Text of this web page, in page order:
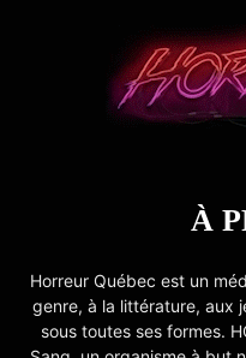
À
Horreur Québec est un
genre, à la littérature, aux
sous toutes ses formes.